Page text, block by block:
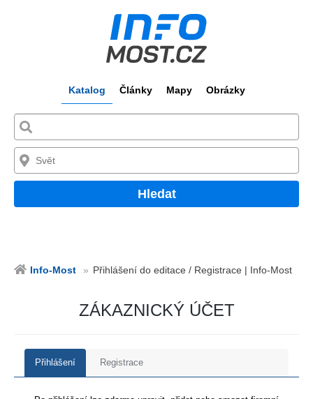
Katalog Články Mapy Obrázky
Hledat
Info-Most Přihlášení do editace / Registrace | Info-Most
ZÁKAZNICKÝ ÚČET
Přihlášení Registrace